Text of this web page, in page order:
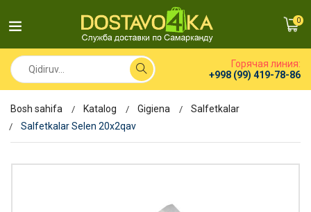
0
Горячая линия:
+998 (99) 419-78-86
Bosh sahifa Katalog Gigiena
Salfetkalar
Salfetkalar Selen 20x2qav